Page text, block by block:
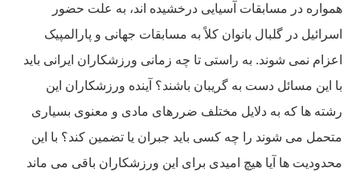
همواره در مسابقات آسیایی درخشیده اند، به علت حضور
اسرائیل در گلبال بانوان کلاً به مسابقات جهانی و پارالمپیک
اعزام نمی شوند. به راستی تا چه زمانی ورزشکاران ایرانی باید
با این مسائل دست به گریبان باشند؟ آینده ورزشکاران این
رشته ها که به دلایل مختلف ضررهای مادی و معنوی بسیاری
متحمل می شوند را چه کسی باید جبران یا تضمین کند؟ با این
محدودیت ها آیا هیچ امیدی برای این ورزشکاران باقی می ماند